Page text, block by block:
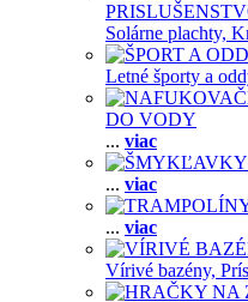
Solárne plachty,
Letné športy a
DO VODY
... viac
... viac
... viac
Vírivé bazény,